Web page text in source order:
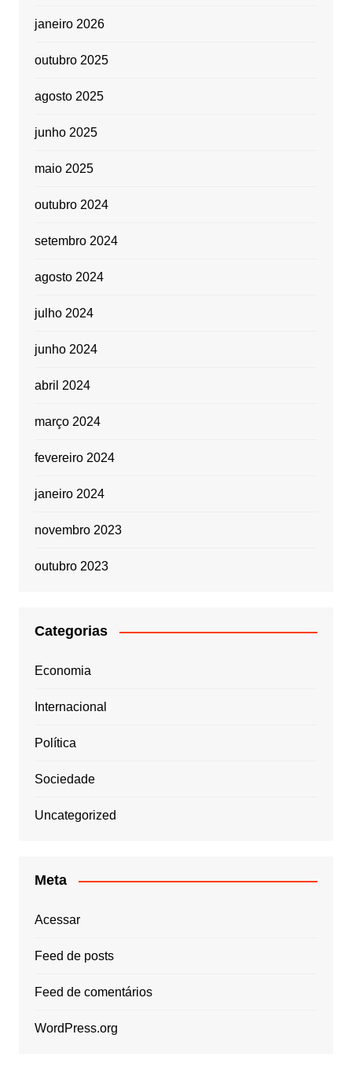
janeiro 2026
outubro 2025
agosto 2025
junho 2025
maio 2025
outubro 2024
setembro 2024
agosto 2024
julho 2024
junho 2024
abril 2024
março 2024
fevereiro 2024
janeiro 2024
novembro 2023
outubro 2023
Categorias
Economia
Internacional
Política
Sociedade
Uncategorized
Meta
Acessar
Feed de posts
Feed de comentários
WordPress.org